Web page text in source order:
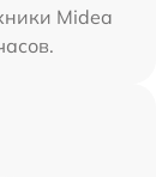
Midea